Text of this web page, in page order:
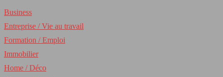
Business
Entreprise / Vie au travail
Formation / Emploi
Immobilier
Home / Déco